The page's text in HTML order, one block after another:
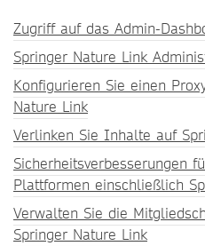
Zugriff auf das Admin-
Springer Nature Link
Konfigurieren Sie einen
Nature Link
Verlinken Sie Inhalte auf
Sicherheitsverbesserungen
Plattformen einschließlich
Verwalten Sie die
Springer Nature Link